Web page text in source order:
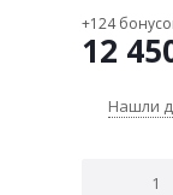
+124
12
Нашли